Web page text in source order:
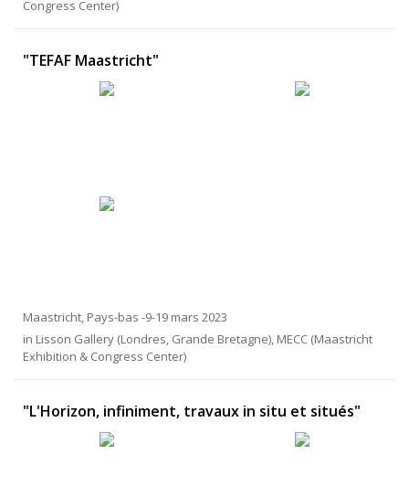
Congress Center)
"TEFAF Maastricht"
Maastricht, Pays-bas -9-19 mars 2023
in Lisson Gallery (Londres, Grande Bretagne), MECC (Maastricht
Exhibition & Congress Center)
"L'Horizon, infiniment, travaux in situ et situés"